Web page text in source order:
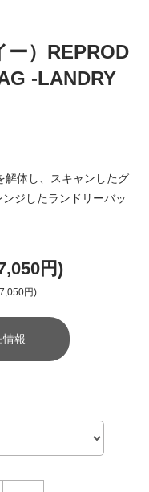
）REPROD
-LANDRY
解体し、スキャンしたグ
ジしたランドリーバッ
円)
円)
情報